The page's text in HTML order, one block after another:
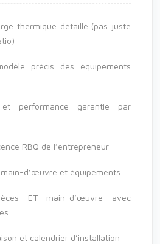
thermique détaillé (pas juste
précis des équipements
et performance garantie par
RBQ de l’entrepreneur
d’œuvre et équipements
ET main-d’œuvre avec
et calendrier d’installation